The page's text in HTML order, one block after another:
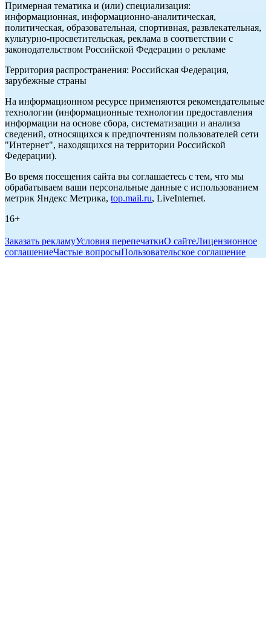
Примерная тематика и (или) специализация:
информационная, информационно-аналитическая,
политическая, образовательная, спортивная, развлекательная,
культурно-просветительская, реклама в соответствии с
законодательством Российской Федерации о рекламе
Территория распространения: Российская Федерация,
зарубежные страны
На информационном ресурсе применяются рекомендательные
технологии (информационные технологии предоставления
информации на основе сбора, систематизации и анализа
сведений, относящихся к предпочтениям пользователей сети
"Интернет", находящихся на территории Российской
Федерации).
Во время посещения сайта вы соглашаетесь с тем, что мы
обрабатываем ваши персональные данные с использованием
метрик Яндекс Метрика, top.mail.ru, LiveInternet.
16+
Заказать рекламуУсловия перепечаткиО сайтеЛицензионное
соглашениеЧастые вопросыПользовательское соглашение